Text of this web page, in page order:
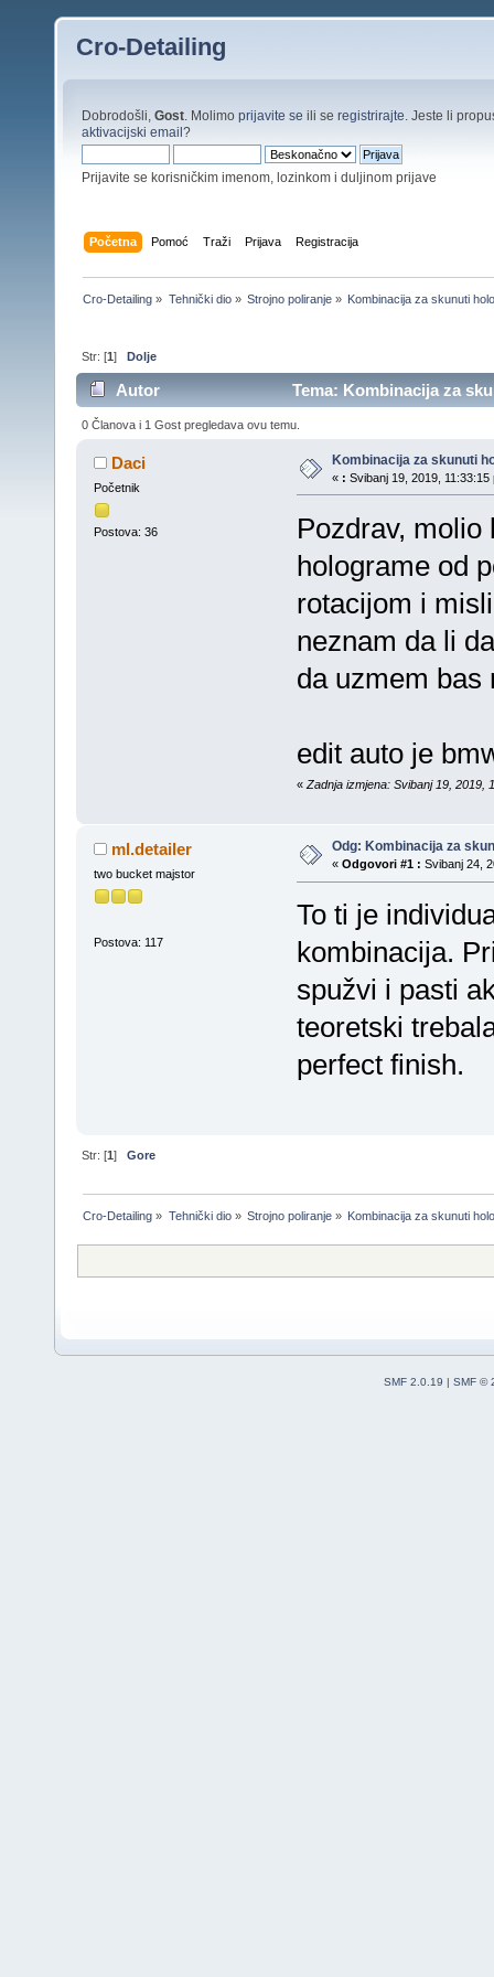
Cro-Detailing
Dobrodošli, Gost . Molimo prijavite se ili se registrirajte . Jeste li
aktivacijski email?
Prijavite se korisničkim imenom, lozinkom i duljinom prijave
Početna Pomoć Traži Prijava Registracija
Cro-Detailing » Tehnički dio» Strojno poliranje» Kombinacija za skunuti
Str: [1]Dolje
Autor Tema: Kombinacija za
0 Članova i 1 Gost pregledava ovu temu.
Daci
Početnik
Postova: 36
Kombinacija za skunuti
« : Svibanj 19, 2019, 11:33:15
Pozdrav,
holograme od
rotacijom i
neznam da li
da uzmem bas
edit auto je
« Zadnja izmjena: Svibanj 19, 2019,
ml.detailer
two bucket majstor
Postova: 117
Odg: Kombinacija za
« Odgovori #1 : Svibanj 24,
To ti je
kombinacija.
spužvi i pasti
teoretski
perfect finish.
Str: [1]Gore
Cro-Detailing » Tehnički dio» Strojno poliranje» Kombinacija za skunuti
SMF 2.0.19 | SMF ©